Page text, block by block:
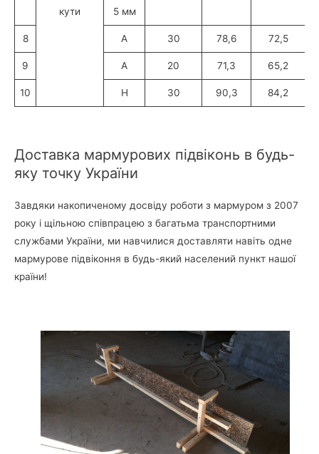
кути
5 мм
8 А 30 78,6 72,5
9 А 20 71,3 65,2
10 H 30 90,3 84,2
Доставка мармурових підвіконь в будь-
яку точку України
Завдяки накопиченому досвіду роботи з мармуром з 2007
року і щільною співпрацею з багатьма транспортними
службами України, ми навчилися доставляти навіть одне
мармурове підвіконня в будь-який населений пункт нашої
країни!